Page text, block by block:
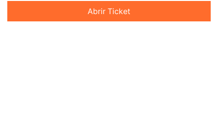
Abrir Ticket